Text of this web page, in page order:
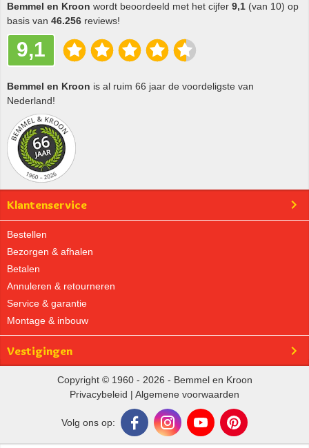
Bemmel en Kroon wordt beoordeeld met het cijfer 9,1 (van 10) op
basis van 46.256 reviews!
9,1
Bemmel en Kroon is al ruim 66 jaar de voordeligste van
Nederland!
Klantenservice
Bestellen
Bezorgen & afhalen
Betalen
Annuleren & retourneren
Service & garantie
Montage & inbouw
Vestigingen
Copyright © 1960 - 2026 - Bemmel en Kroon
Privacybeleid | Algemene voorwaarden
Volg ons op: